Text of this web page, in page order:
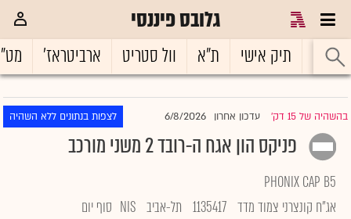
גלובס פיננסי
ראשי תיק אישי ת"א וול סטריט ארביטראז'
בהשהיה של 15 דק' |עדכון אחרון 6/8/2026 לצפות בנתונים ללא השהיה
פניקס הון אגח ה-רובד 2 משני מורכב
PHONIX CAP B5
אג"ח קונצרני צמוד מדד 1135417 תל-אביב NIS סוף יום